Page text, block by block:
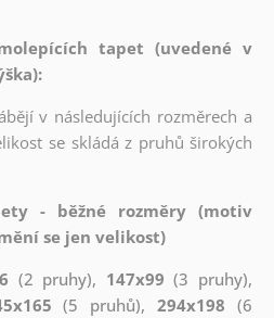
tapet (uvedené v
v následujících rozměrech a
se skládá z pruhů širokých
- běžné rozměry (motiv
se jen velikost)
(2 pruhy), 147x99 (3 pruhy),
(5 pruhů),294x198 (6